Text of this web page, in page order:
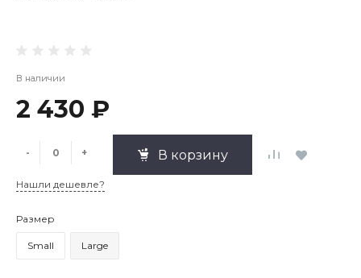
В наличии
2 430 ₽
- + В корзину
Нашли дешевле?
Размер
Small Large